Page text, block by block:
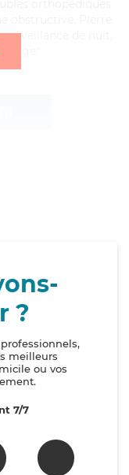
de nuit,
?
meilleurs
ou vos
7/7